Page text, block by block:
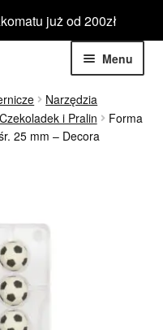
już od 200zł
Menu
menu
Narzędzia
i Pralin
Forma
25 mm – Decora